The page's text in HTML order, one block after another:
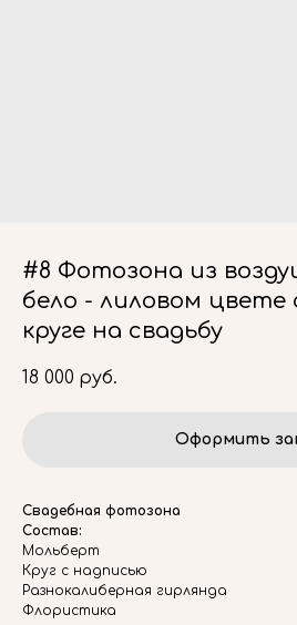
#8 Фотозона из
бело - лиловом цвете
круге на свадьбу
18 000 руб.
Оформить
Свадебная фотозона
Состав:
Мольберт
Круг с надписью
Разнокалиберная гирлянда
Флористика